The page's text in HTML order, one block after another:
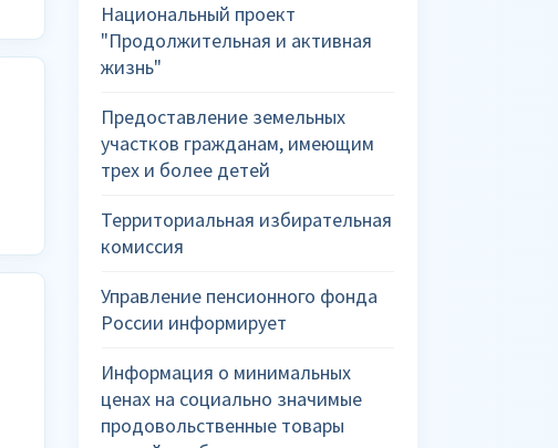
Национальный проект
"Продолжительная и активная
жизнь"
Предоставление земельных
участков гражданам, имеющим
трех и более детей
Территориальная избирательная
комиссия
Управление пенсионного фонда
России информирует
Информация о минимальных
ценах на социально значимые
продовольственные товары